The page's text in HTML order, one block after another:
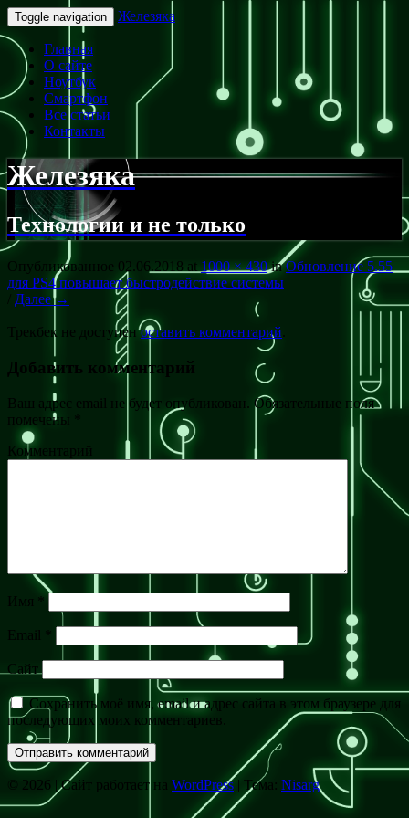
Toggle navigation Железяка
Главная
О сайте
Ноутбук
Смартфон
Все статьи
Контакты
Железяка
Технологии и не только
Опубликованное 02.06.2018 at 1000 × 430inОбновление 5.55
для PS4 повышает быстродействие системы
Далее →
Трекбек не доступеноставить комментарий
Добавить комментарий
Ваш адрес email не будет опубликован. Обязательные поля
помечены
Комментарий
Имя *
Email
Сайт
Сохранить моё имя, email и адрес сайта в этом браузере для
последующих моих комментариев.
© 2026 |Сайт работает на WordPress | Тема: Nisarg